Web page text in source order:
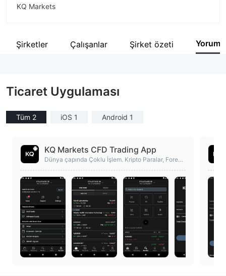
KQ Markets
Şirket çalışanı
Şirketler Çalışanlar Şirket özeti Yorum
Ticaret Uygulaması
Tüm 2 iOS 1 Android 1
KQ Markets CFD Trading App
Dünya çapında Çoklu İşlem. Kripto Paralar, Forex,